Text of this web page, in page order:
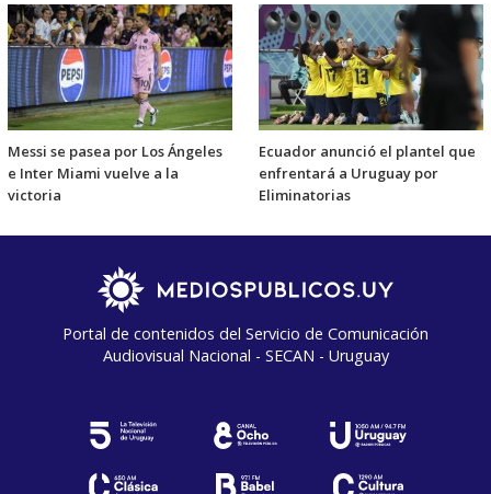
Messi se pasea por Los Ángeles
e Inter Miami vuelve a la
victoria
Ecuador anunció el plantel que
enfrentará a Uruguay por
Eliminatorias
Portal de contenidos del Servicio de Comunicación
Audiovisual Nacional - SECAN - Uruguay